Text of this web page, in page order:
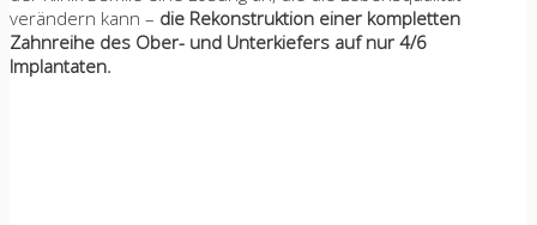
verändern kann – die Rekonstruktion einer kompletten
Zahnreihe des Ober- und Unterkiefers auf nur 4/6
Implantaten.